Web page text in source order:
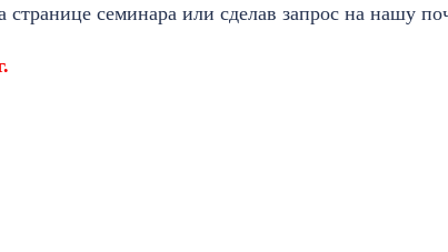
семинара или сделав запрос на нашу